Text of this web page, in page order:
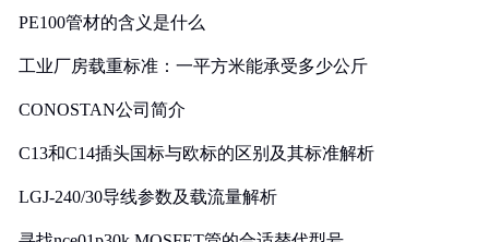
PE100管材的含义是什么
工业厂房载重标准：一平方米能承受多少公斤
CONOSTAN公司简介
C13和C14插头国标与欧标的区别及其标准解析
LGJ-240/30导线参数及载流量解析